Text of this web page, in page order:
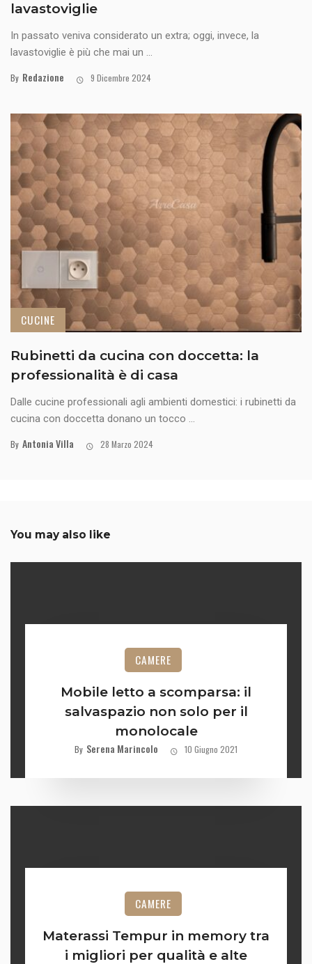
lavastoviglie
In passato veniva considerato un extra; oggi, invece, la
lavastoviglie è più che mai un ...
By Redazione 9 Dicembre 2024
CUCINE
Rubinetti da cucina con doccetta: la
professionalità è di casa
Dalle cucine professionali agli ambienti domestici: i rubinetti da
cucina con doccetta donano un tocco ...
By Antonia Villa 28 Marzo 2024
You may also like
CAMERE
Mobile letto a scomparsa: il
salvaspazio non solo per il
monolocale
By Serena Marincolo 10 Giugno 2021
CAMERE
Materassi Tempur in memory tra
i migliori per qualità e alte